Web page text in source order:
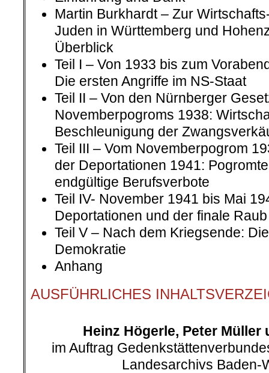
Martin Burkhardt – Zur
Juden in Württemberg und
Überblick
Teil I – Von 1933 bis zum
Die ersten Angriffe im NS-Staat
Teil II – Von den Nürnberger
Novemberpogroms 1938:
Beschleunigung der
Teil III – Vom Novemberpogrom
der Deportationen 1941:
endgültige Berufsverbote
Teil IV- November 1941 bis Mai
Deportationen und der finale Raub
Teil V – Nach dem Kriegsende:
Demokratie
Anhang
AUSFÜHRLICHES
Heinz Högerle, Peter Müller
im Auftrag
Landesarchivs Baden-